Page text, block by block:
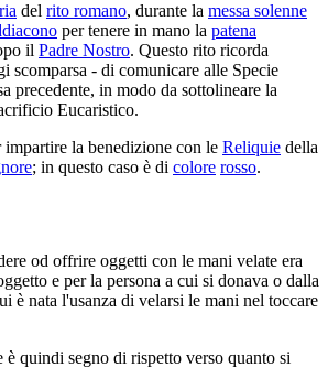
del rito romano, durante la messa solenne
per tenere in mano la patena
il Padre Nostro. Questo rito ricorda
scomparsa - di comunicare alle Specie
precedente, in modo da sottolineare la
Eucaristico.
impartire la benedizione con le Reliquie della
; in questo caso è di colore rosso.
od offrire oggetti con le mani velate era
e per la persona a cui si donava o dalla
è nata l'usanza di velarsi le mani nel toccare
quindi segno di rispetto verso quanto si